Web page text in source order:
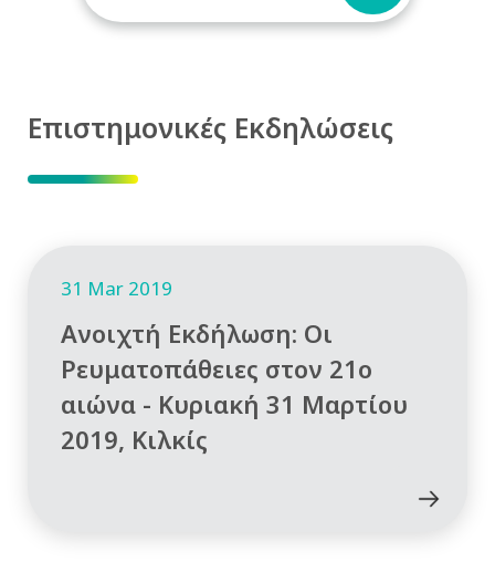
Επιστημονικές Εκδηλώσεις
31 Mar 2019
Ανοιχτή Εκδήλωση: Οι
Ρευματοπάθειες στον 21ο
αιώνα - Κυριακή 31 Μαρτίου
2019, Κιλκίς